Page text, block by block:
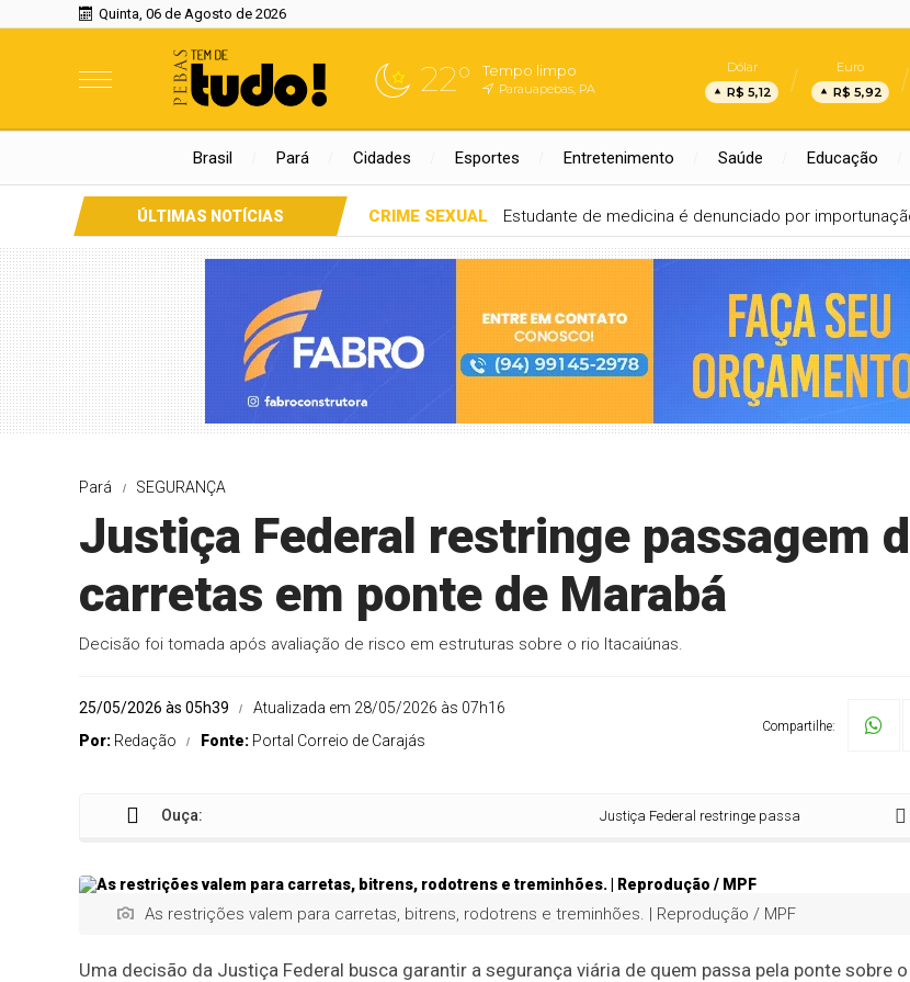
Quinta, 06 de Agosto de 2026
22° Tempo limpo
Parauapebas, PA
Dólar
R$ 5,12
Euro
R$ 5,92
Brasil Pará Cidades Esportes Entretenimento Saúde Educação
ÚLTIMAS NOTÍCIAS CRIME SEXUAL Estudante de medicina é denunciado por
Pará SEGURANÇA
Justiça Federal restringe passagem
carretas em ponte de Marabá
Decisão foi tomada após avaliação de risco em estruturas sobre o rio Itacaiúnas.
25/05/2026 às 05h39
Atualizada em 28/05/2026 às 07h16
Por: Redação Fonte: Portal Correio de Carajás
Compartilhe:
Ouça: Justiça Federal restringe passagem de carretas em
As restrições valem para carretas, bitrens, rodotrens e treminhões. | Reprodução / MPF
Uma decisão da Justiça Federal busca garantir a segurança viária de quem passa pela ponte sobre